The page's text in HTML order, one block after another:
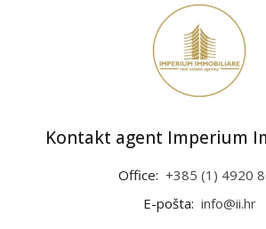
Kontakt agent Imperium
Office: +385 (1) 4920
E-pošta: info@ii.hr